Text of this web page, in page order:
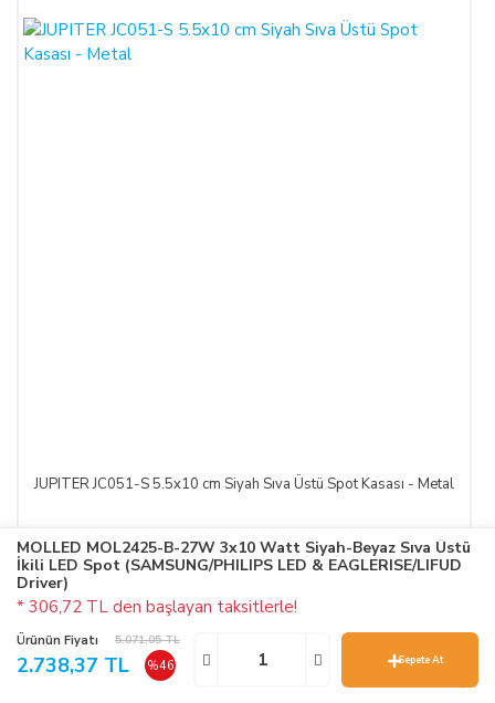
MOLLED MOL2425-B-27W 3x10 Watt Siyah-Beyaz Sıva Üstü
İkili LED Spot (SAMSUNG/PHILIPS LED & EAGLERISE/LIFUD
Driver)
* 306,72 TL den başlayan taksitlerle!
Ürünün Fiyatı 5.071,05 TL
2.738,37 TL %46 Sepete At
JUPITER JC051-S 5.5x10 cm Siyah Sıva Üstü Spot Kasası - Metal
JUPITER
%45